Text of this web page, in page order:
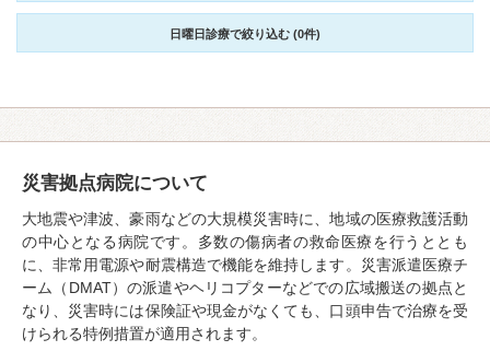
日曜日診療で絞り込む (0件)
災害拠点病院について
大地震や津波、豪雨などの大規模災害時に、地域の医療救護活動
の中心となる病院です。多数の傷病者の救命医療を行うととも
に、非常用電源や耐震構造で機能を維持します。災害派遣医療チ
ーム（DMAT）の派遣やヘリコプターなどでの広域搬送の拠点と
なり、災害時には保険証や現金がなくても、口頭申告で治療を受
けられる特例措置が適用されます。